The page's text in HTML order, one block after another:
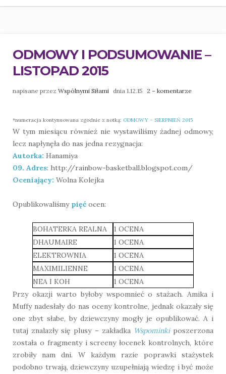
ODMOWY I PODSUMOWANIE –
LISTOPAD 2015
napisane przez Wspólnymi Siłami dnia 1.12.15 2 – komentarze
*numeracja kontynuowana zgodnie z notką: ODMOWY – SIERPNIEŃ 2015
W tym miesiącu również nie wystawiliśmy żadnej odmowy,
lecz napłynęła do nas jedna rezygnacja:
Autorka: Hanamiya
09. Adres: http://rainbow-basketball.blogspot.com/
Oceniający: Wolna Kolejka
Opublikowaliśmy pięć ocen:
BOHATERKA REALNA
1 OCENA
DHAUMAIRE
1 OCENA
ELEKTROWNIA
1 OCENA
MAXIMILIENNE
1 OCENA
NEA I KOH
1 OCENA
Przy okazji warto byłoby wspomnieć o stażach. Amika i
Muffy nadesłały do nas oceny kontrolne, jednak okazały się
one zbyt słabe, by dziewczyny mogły je opublikować. A i
tutaj znalazły się plusy – zakładka Wspominki poszerzona
została o fragmenty i screeny łocenek kontrolnych, które
zrobiły nam dni. W każdym razie poprawki stażystek
podobno trwają, dziewczyny uzupełniają wiedzę i być może